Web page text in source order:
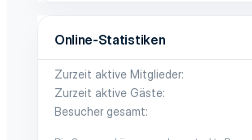
Online-Statistiken
Zurzeit aktive Mitglieder
Zurzeit aktive Gäste
Besucher gesamt